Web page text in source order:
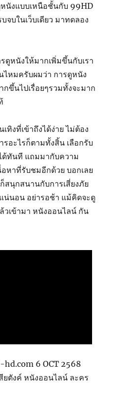
นังแบบเหนือชั้นกับ 99HD
จบในเว็บเดียว มาทดลอง
ดูหนังให้มากเพิ่มขึ้นกับเรา
ไหมครับผมว่า การดูหนัง
ขึ้นไปเรื่อยๆรวมทั้งจะมาก
ทิงที่เข้าถึงได้ง่าย ไม่ต้อง
รอะไรก็ตามทั้งสิ้น เลือกรับ
ทันที แถมมากับความ
หาที่รับชมอีกด้วย บอกเลย
สนุกสนานกับการเสี่ยงภัย
แน่นอน อย่ารอช้า แม้คิดจะดู
เข้ามา หนังออนไลน์ กัน
6 OCT 2568
ยตังค์ หนังออนไลน์ ละคร